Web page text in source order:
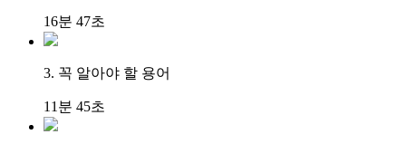
16분 47초
3. 꼭 알아야 할 용어
11분 45초